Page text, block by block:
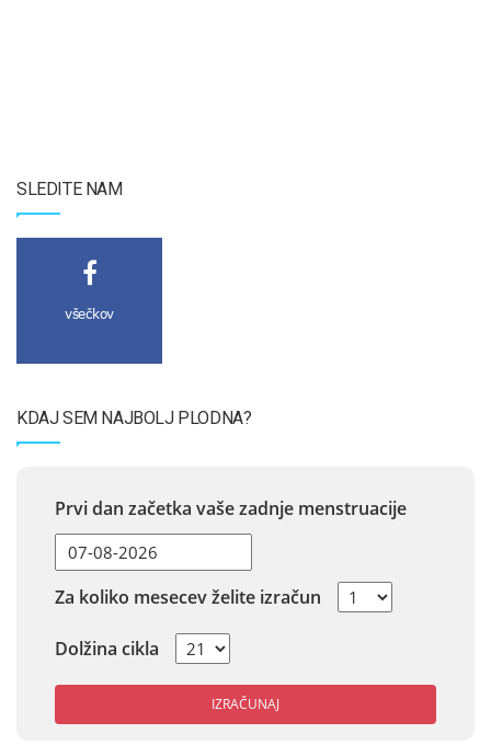
SLEDITE NAM
všečkov
KDAJ SEM NAJBOLJ PLODNA?
Prvi dan začetka vaše zadnje menstruacije
Za koliko mesecev želite izračun
Dolžina cikla
IZRAČUNAJ